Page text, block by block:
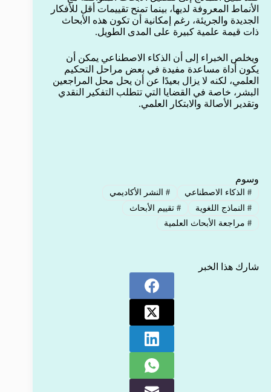
الأنماط المعروفة لديها، بينما تمنح تقييمات أقل للأفكار
الجديدة والجريئة، رغم إمكانية أن تكون هذه الأبحاث
ذات قيمة علمية كبيرة على المدى الطويل.
ويخلص الخبراء إلى أن الذكاء الاصطناعي يمكن أن
يكون أداة مساعدة مفيدة في بعض مراحل التحكيم
العلمي، لكنه لا يزال بعيدًا عن أن يحل محل المراجعين
البشر، خاصة في القضايا التي تتطلب التفكير النقدي
وتقدير الأصالة والابتكار العلمي.
وسوم
#الذكاء الاصطناعي #النشر الأكاديمي
#النماذج اللغوية #تقييم الأبحاث
#مراجعة الأبحاث العلمية
شارك هذا الخبر